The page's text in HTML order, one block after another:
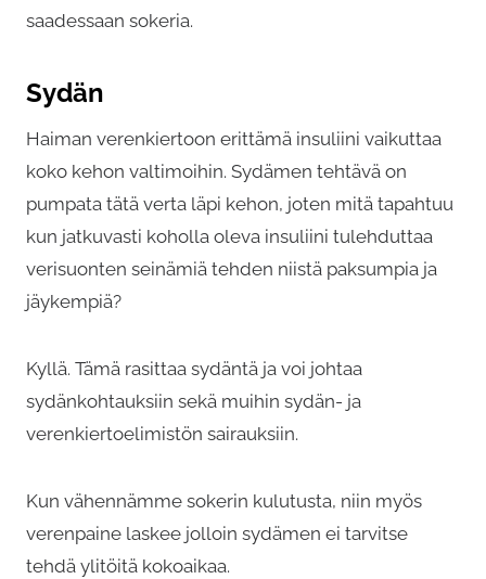
saadessaan sokeria.
Sydän
Haiman verenkiertoon erittämä insuliini vaikuttaa
koko kehon valtimoihin. Sydämen tehtävä on
pumpata tätä verta läpi kehon, joten mitä tapahtuu
kun jatkuvasti koholla oleva insuliini tulehduttaa
verisuonten seinämiä tehden niistä paksumpia ja
jäykempiä?
Kyllä. Tämä rasittaa sydäntä ja voi johtaa
sydänkohtauksiin sekä muihin sydän- ja
verenkiertoelimistön sairauksiin.
Kun vähennämme sokerin kulutusta, niin myös
verenpaine laskee jolloin sydämen ei tarvitse
tehdä ylitöitä kokoaikaa.